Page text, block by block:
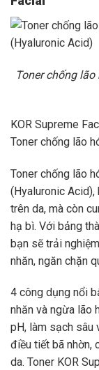
Toner chống
KOR Supreme
Toner chống lão
Toner chống lão
(Hyaluronic
trên da, mà còn
hạ bì. Với bảng
bạn sẽ trải
nhăn, ngăn chặn
4 công dụng nổi
nhăn và ngừa lão
pH, làm sạch sâu
điều tiết bã nhờn,
da. Toner KOR